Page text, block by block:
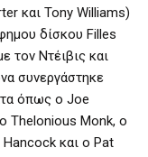
και Tony Williams)
δίσκου Filles
τον Ντέιβις και
συνεργάστηκε
όπως ο Joe
Thelonious Monk, ο
και ο Pat